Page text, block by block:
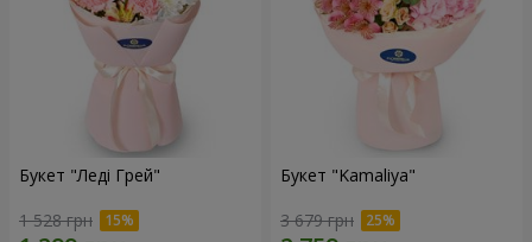
Букет "Леді Грей"
1 528 грн
Букет "Kamaliya"
3 679 грн